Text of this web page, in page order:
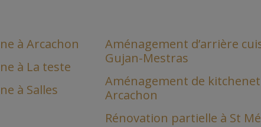
à Arcachon
à La teste
à Salles
Aménagement d’arrière
Gujan-Mestras
Aménagement de
Arcachon
Rénovation partielle à St